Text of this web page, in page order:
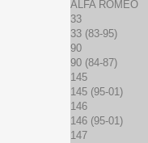
ALFA ROMEO
33
33 (83-95)
90
90 (84-87)
145
145 (95-01)
146
146 (95-01)
147